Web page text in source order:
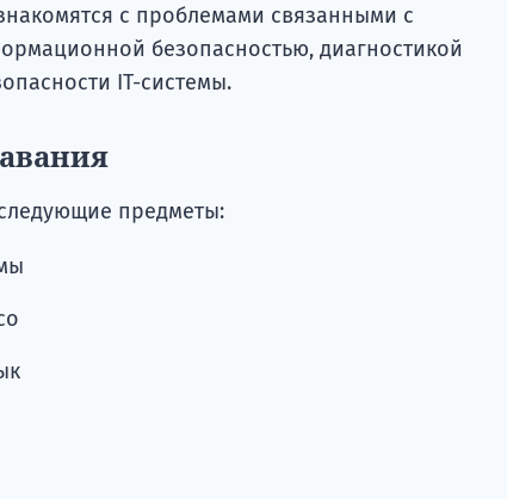
с проблемами связанными с
безопасностью, диагностикой
ІТ-системы.
предметы: